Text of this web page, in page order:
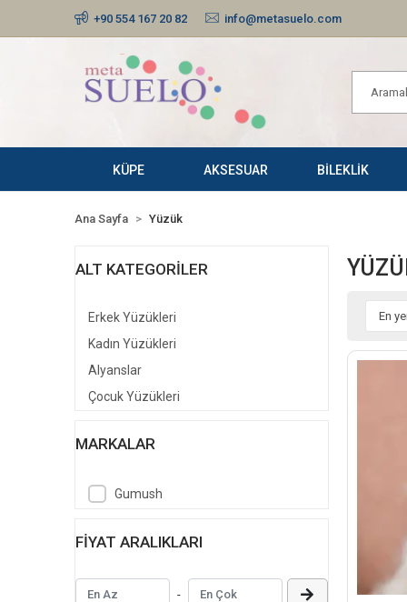
+90 554 167 20 82 info@metasuelo.com
KÜPE AKSESUAR BİLEKLİK
Ana Sayfa Yüzük
ALT KATEGORILER
Erkek Yüzükleri
Kadın Yüzükleri
Alyanslar
Çocuk Yüzükleri
MARKALAR
Gumush
FIYAT ARALIKLARI
-